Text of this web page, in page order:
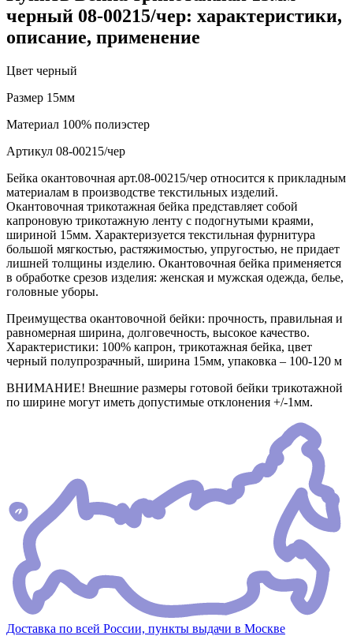
черный 08-00215/чер: характеристики,
описание, применение
Цвет черный
Размер 15мм
Материал 100% полиэстер
Артикул 08-00215/чер
Бейка окантовочная арт.08-00215/чер относится к прикладным
материалам в производстве текстильных изделий.
Окантовочная трикотажная бейка представляет собой
капроновую трикотажную ленту с подогнутыми краями,
шириной 15мм. Характеризуется текстильная фурнитура
большой мягкостью, растяжимостью, упругостью, не придает
лишней толщины изделию. Окантовочная бейка применяется
в обработке срезов изделия: женская и мужская одежда, белье,
головные уборы.
Преимущества окантовочной бейки: прочность, правильная и
равномерная ширина, долговечность, высокое качество.
Характеристики: 100% капрон, трикотажная бейка, цвет
черный полупрозрачный, ширина 15мм, упаковка – 100-120 м
ВНИМАНИЕ! Внешние размеры готовой бейки трикотажной
по ширине могут иметь допустимые отклонения +/-1мм.
Доставка по всей России, пункты выдачи в Москве